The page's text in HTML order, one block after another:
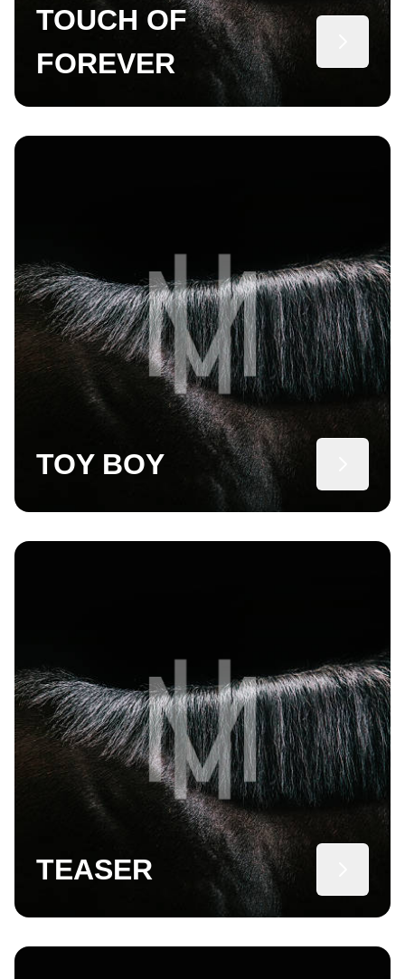
TOUCH OF
FOREVER
TOY BOY
TEASER